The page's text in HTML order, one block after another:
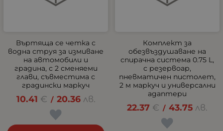
Въртяща се четка с
водна струя за измиване
на автомобили и
градина, с 2 сменяеми
глави, съвместима с
градински маркуч
10.41 € / 20.36 лв.
Комплект за
обезвъздушаване на
спирачна система 0.75 L,
с резервоар,
пневматичен пистолет,
2 м маркуч и универсални
адаптери
22.37 € / 43.75 лв.